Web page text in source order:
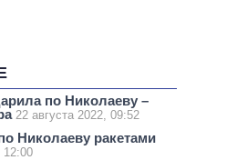
по Николаеву –
22 августа 2022, 09:52
Николаеву ракетами
12:00